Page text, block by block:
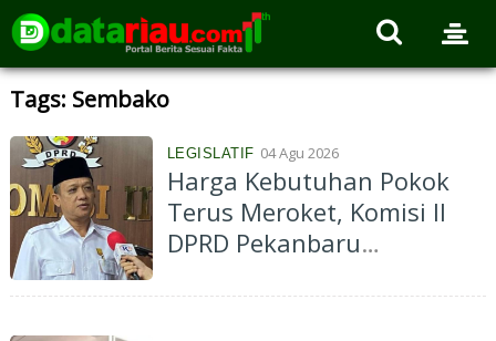
Tags: Sembako
LEGISLATIF 04 Agu 2026
Harga Kebutuhan Pokok
Terus Meroket, Komisi II
DPRD Pekanbaru
Untuk Dinas Ketapang dan